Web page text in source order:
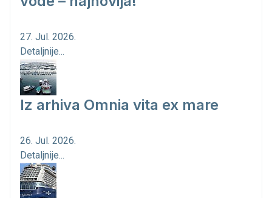
27. Jul. 2026.
Detaljnije...
Iz arhiva Omnia vita ex mare
26. Jul. 2026.
Detaljnije...